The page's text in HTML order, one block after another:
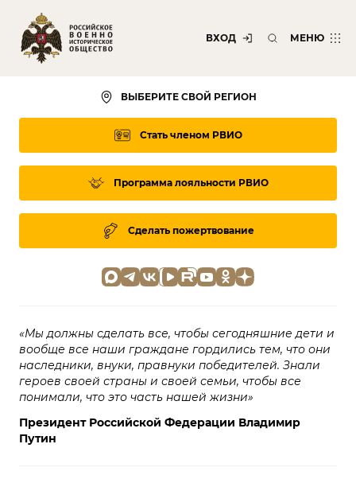
ВХОД МЕНЮ
ВЫБЕРИТЕ СВОЙ РЕГИОН
Стать членом РВИО
Программа лояльности РВИО
Сделать пожертвование
«Мы должны сделать все, чтобы сегодняшние дети и
вообще все наши граждане гордились тем, что они
наследники, внуки, правнуки победителей. Знали
героев своей страны и своей семьи, чтобы все
понимали, что это часть нашей жизни»
Президент Российской Федерации Владимир
Путин